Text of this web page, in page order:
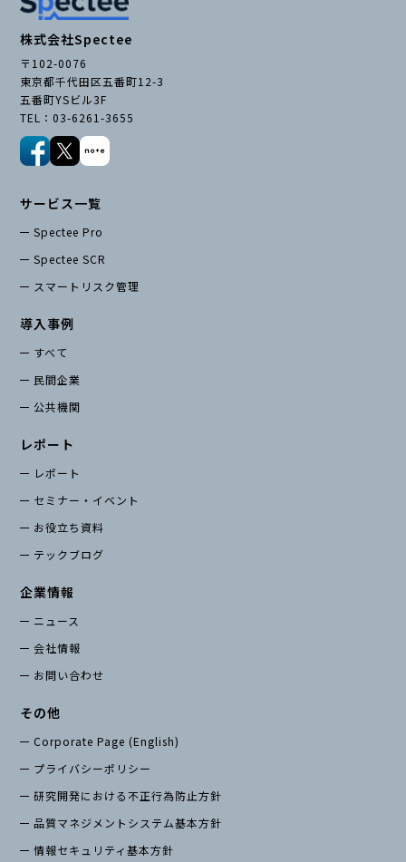
株式会社Spectee
〒102-0076
東京都千代田区五番町12-3
五番町YSビル3F
TEL：03-6261-3655
サービス一覧
Spectee Pro
Spectee SCR
スマートリスク管理
導入事例
すべて
民間企業
公共機関
レポート
レポート
セミナー・イベント
お役立ち資料
テックブログ
企業情報
ニュース
会社情報
お問い合わせ
その他
Corporate Page (English)
プライバシーポリシー
研究開発における不正行為防止方針
品質マネジメントシステム基本方針
情報セキュリティ基本方針